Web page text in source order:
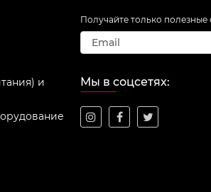
и
Получайте только полезные
Мы в соцсетях: